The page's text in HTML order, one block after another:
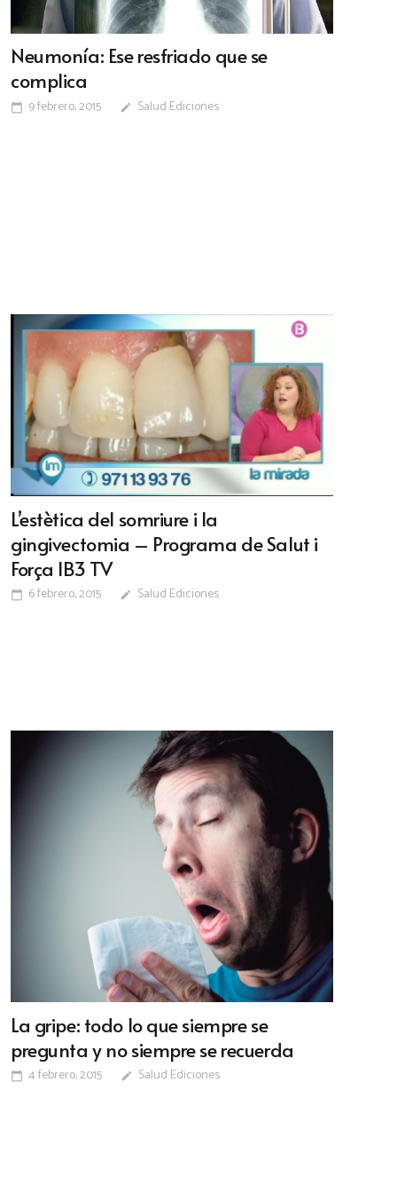
Neumonía: Ese resfriado que se
complica
calendar_today 9 febrero, 2015 edit Salud Ediciones
L’estètica del somriure i la
gingivectomia – Programa de Salut i
Força IB3 TV
calendar_today 6 febrero, 2015 edit Salud Ediciones
La gripe: todo lo que siempre se
pregunta y no siempre se recuerda
calendar_today 4 febrero, 2015 edit Salud Ediciones